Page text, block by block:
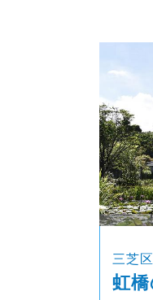
三芝区
虹